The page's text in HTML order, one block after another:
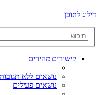
דילוג לתוכן
קישורים מהירים
נושאים ללא תגובות
נושאים פעילים